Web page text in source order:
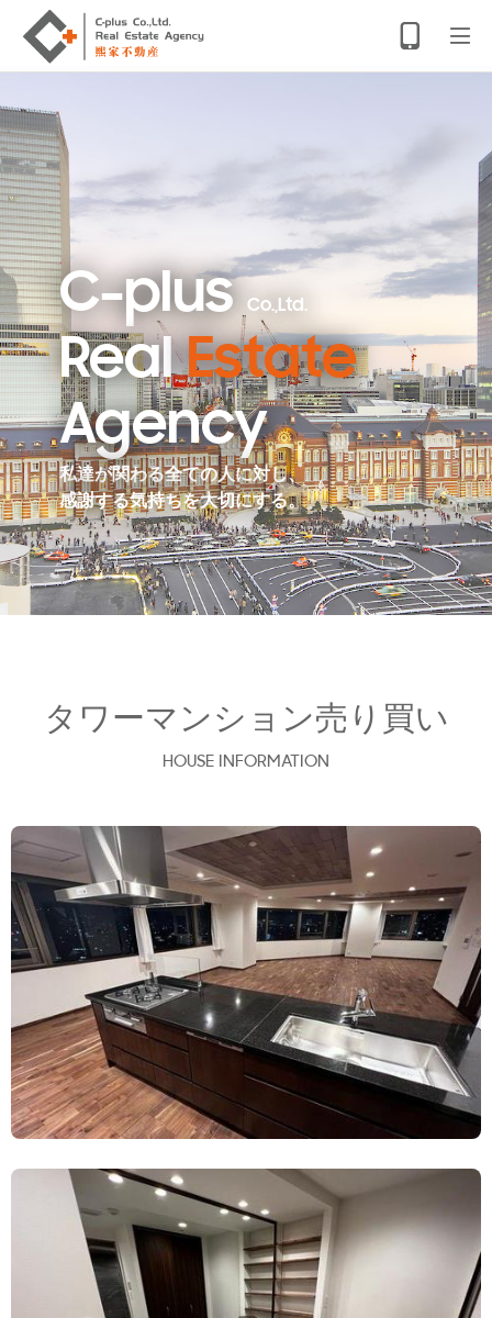
C-plusCo.,Ltd.
RealEstate
Agency
私達が関わる全ての人に対し、
感謝する気持ちを大切にする。
タワーマンション売り買い
HOUSE INFORMATION